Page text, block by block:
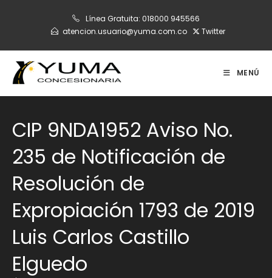
Línea Gratuita: 018000 945566
atencion.usuario@yuma.com.co
Twitter
MENÚ
CIP 9NDA1952 Aviso No.
235 de Notificación de
Resolución de
Expropiación 1793 de 2019
Luis Carlos Castillo
Elguedo